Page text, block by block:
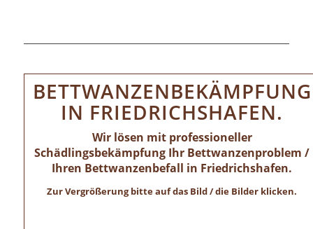
BETTWANZENBEKÄMPFUNG
IN FRIEDRICHSHAFEN.
Wir lösen mit professioneller
Schädlingsbekämpfung Ihr Bettwanzenproblem /
Ihren Bettwanzenbefall in Friedrichshafen.
Zur Vergrößerung bitte auf das Bild / die Bilder klicken.